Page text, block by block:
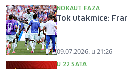
NOKAUT FAZA
Tok utakmice:
09.07.2026. u 21:26
U 22 SATA